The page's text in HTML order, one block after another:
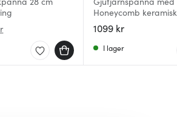
Honeycomb keramisk
beläggning 32 cm
1099 kr
I lager